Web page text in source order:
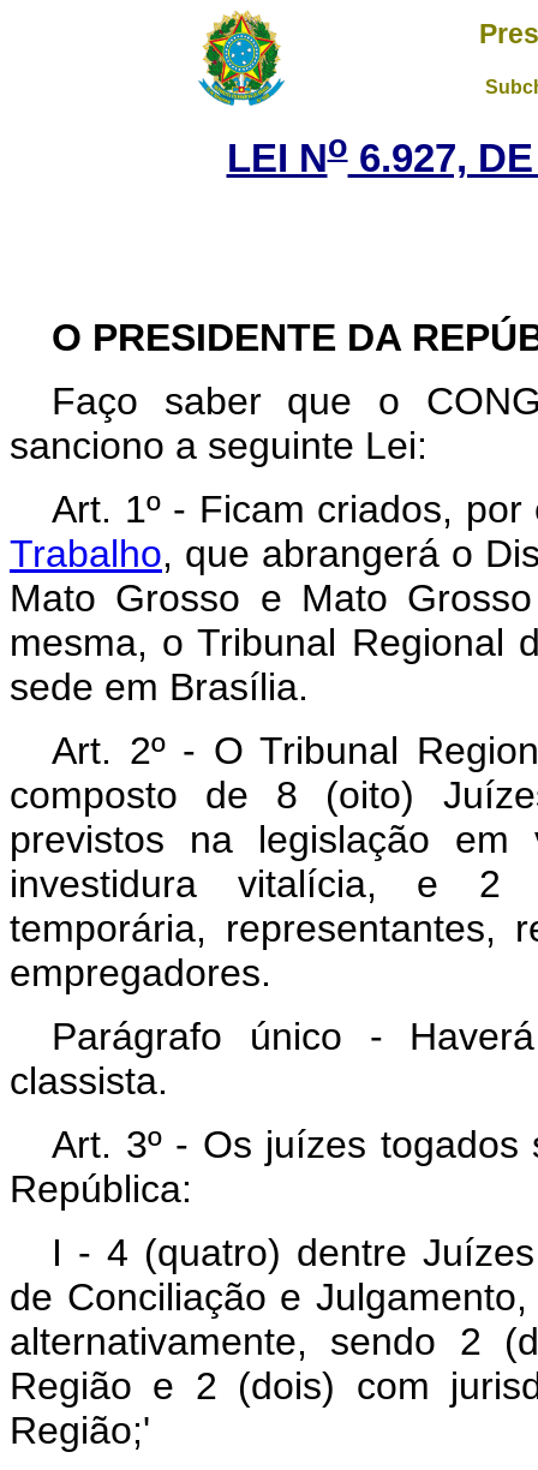
LEI No6.927,
O PRESIDENTE DA
Faço saber que o
sanciono a seguinte Lei:
Art. 1º - Ficam criados,
Trabalho, que abrangerá o
Mato Grosso e Mato
mesma, o Tribunal Regional
sede em Brasília.
Art. 2º - O Tribunal
composto de 8 (oito)
previstos na legislação
investidura vitalícia, e 2
temporária, representantes,
empregadores.
Parágrafo único -
classista.
Art. 3º - Os juízes
República:
I - 4 (quatro) dentre
de Conciliação e
alternativamente, sendo 2
Região e 2 (dois) com
Região;'